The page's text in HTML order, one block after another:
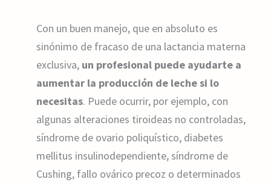
Con un buen manejo, que en absoluto es
sinónimo de fracaso de una lactancia materna
exclusiva, un profesional puede ayudarte a
aumentar la producción de leche si lo
necesitas. Puede ocurrir, por ejemplo, con
algunas alteraciones tiroideas no controladas,
síndrome de ovario poliquístico, diabetes
mellitus insulinodependiente, síndrome de
Cushing, fallo ovárico precoz o determinados